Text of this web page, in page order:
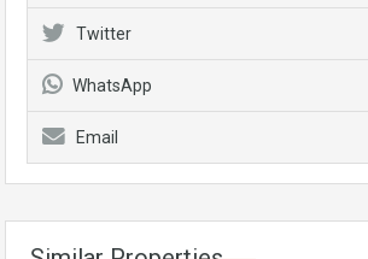
Twitter
WhatsApp
Email